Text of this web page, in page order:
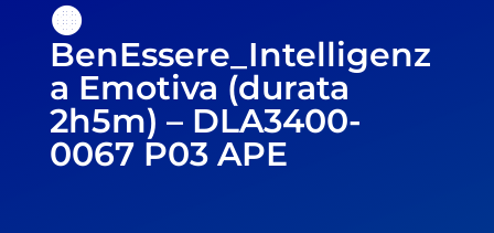
🟠
BenEssere_Intelligenz
a Emotiva (durata
2h5m) – DLA3400-
0067 P03 APE